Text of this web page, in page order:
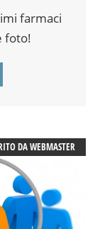
farmaci
foto!
DAWEBMASTER